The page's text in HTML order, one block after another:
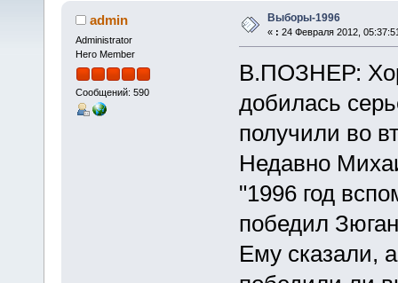
admin
Administrator
Hero Member
Сообщений: 590
Выборы-1996
« : 24 Февраля 2012,
В.ПОЗНЕР:
добилась
получили во
Недавно
"1996 год
победил
Ему сказали,